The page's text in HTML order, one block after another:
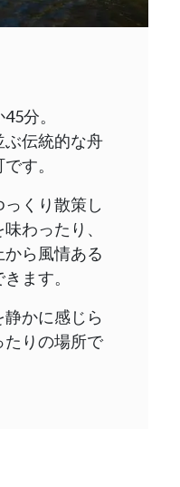
分。
伝統的な舟
す。
くり散策し
わったり、
ら風情ある
ます。
かに感じら
たりの場所で